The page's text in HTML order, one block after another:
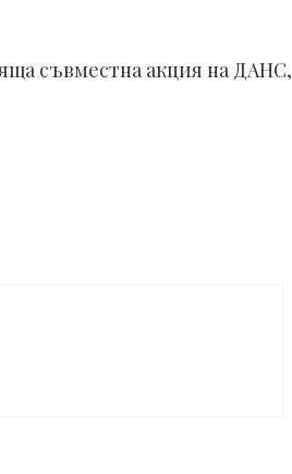
съвместна акция на ДАНС,